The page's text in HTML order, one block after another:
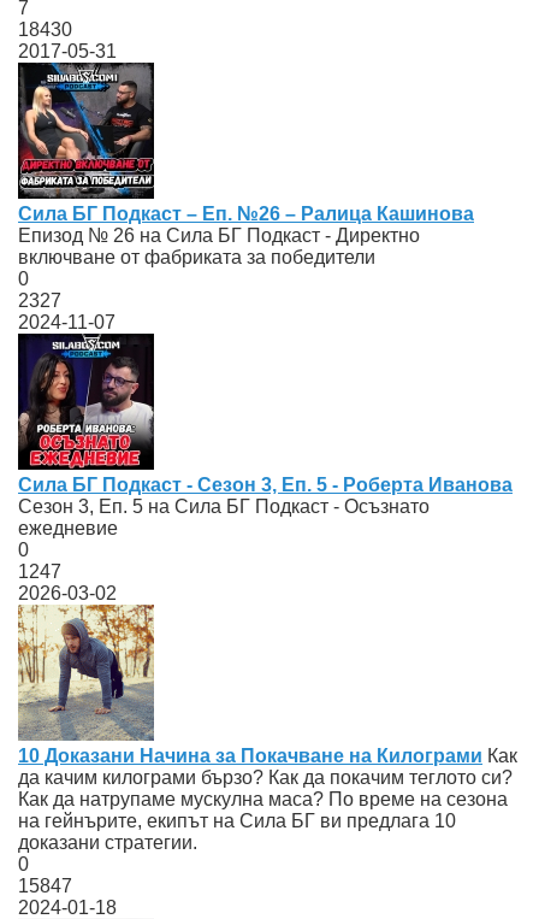
7
18430
2017-05-31
Сила БГ Подкаст – Еп. №26 – Ралица Кашинова
Епизод № 26 на Сила БГ Подкаст - Директно
включване от фабриката за победители
0
2327
2024-11-07
Сила БГ Подкаст - Сезон 3, Еп. 5 - Роберта Иванова
Сезон 3, Еп. 5 на Сила БГ Подкаст - Осъзнато
ежедневие
0
1247
2026-03-02
10 Доказани Начина за Покачване на Килограми Как
да качим килограми бързо? Как да покачим теглото си?
Как да натрупаме мускулна маса? По време на сезона
на гейнърите, екипът на Сила БГ ви предлага 10
доказани стратегии.
0
15847
2024-01-18